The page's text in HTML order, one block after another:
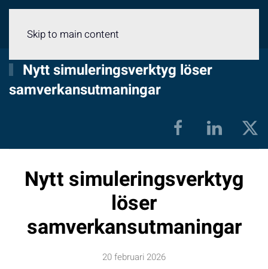
Skip to main content
Nytt simuleringsverktyg löser
samverkansutmaningar
Nytt simuleringsverktyg
löser
samverkansutmaningar
20 februari 2026